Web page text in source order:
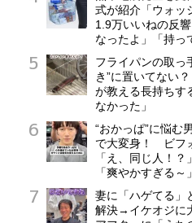
式が紹介「ウォッ
1.9万いいねの反
なったよ」「持っ
フライパンの取っ
き”に置いてない
が教える長持ちす
なかった」
“おかっぱ”に悩む
で大変身！ ビフ
「え、同じ人！？
「爽やかすぎる
妻に「ハゲてる
解決→イケオジに